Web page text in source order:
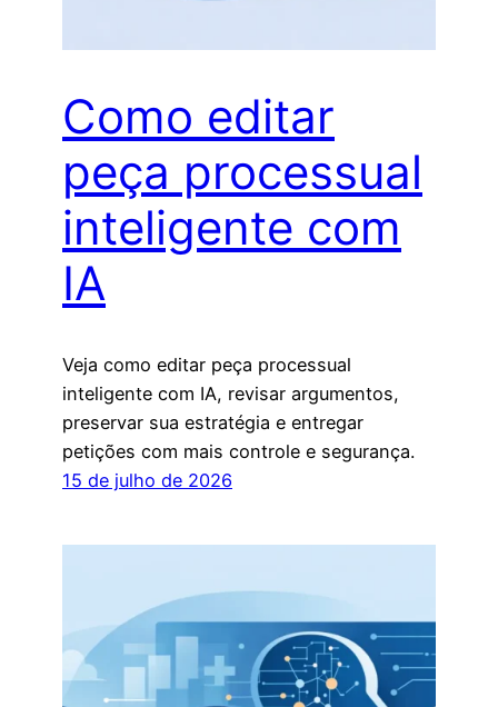
Como editar
peça processual
inteligente com
IA
Veja como editar peça processual
inteligente com IA, revisar argumentos,
preservar sua estratégia e entregar
petições com mais controle e segurança.
15 de julho de 2026